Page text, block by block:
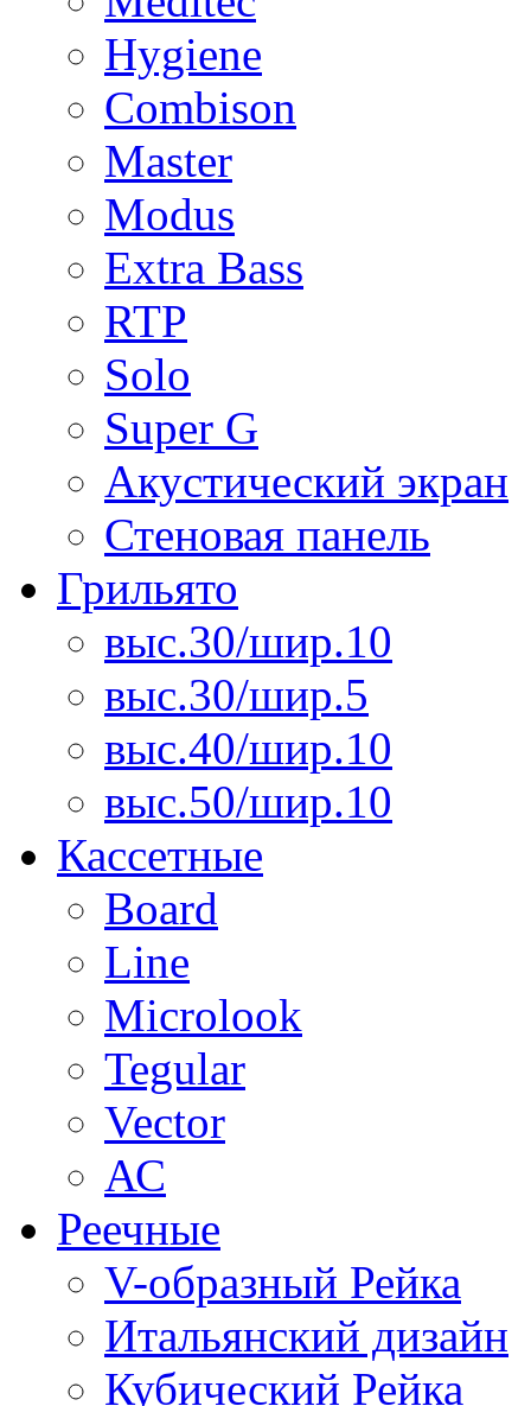
Hygiene
Combison
Master
Modus
Extra Bass
RTP
Solo
Super G
Акустический экран
Стеновая панель
Грильято
выс.30/шир.10
выс.30/шир.5
выс.40/шир.10
выс.50/шир.10
Кассетные
Board
Line
Microlook
Tegular
Vector
АС
Реечные
V-образный Рейка
Итальянский дизайн
Кубический Рейка